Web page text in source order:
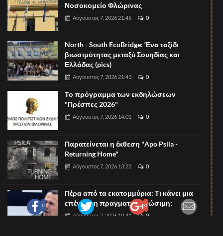
0 0
Νοσοκομείο Φλώρινας
Αύγουστος 7, 2026 21:45 0
North - South EcoBridge: Ένα ταξίδι
βιωσιμότητας μεταξύ Σουηδίας και
Ελλάδας (pics)
Αύγουστος 7, 2026 21:43 0
Το πρόγραμμα των εκδηλώσεων
"Πρέσπες 2026"
Αύγουστος 7, 2026 14:01 0
Παρατείνεται η έκθεση "Apo Psila -
Returning Home"
Αύγουστος 7, 2026 13:22 0
Πέρα από τα εκατομμύρια: Τι κάνει μια
επένδυση πραγματικά βιώσιμη;
Αύγουστος 7, 2026 10:41 0